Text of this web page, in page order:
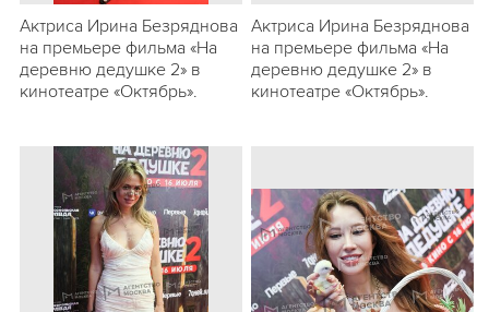
Актриса Ирина Безряднова
на премьере фильма «На
деревню дедушке 2» в
кинотеатре «Октябрь».
Актриса Ирина Безряднова
на премьере фильма «На
деревню дедушке 2» в
кинотеатре «Октябрь».